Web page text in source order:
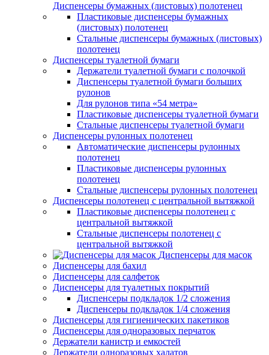
Диспенсеры бумажных (листовых) полотенец
Пластиковые диспенсеры бумажных
(листовых) полотенец
Стальные диспенсеры бумажных (листовых)
полотенец
Диспенсеры туалетной бумаги
Держатели туалетной бумаги с полочкой
Диспенсеры туалетной бумаги больших
рулонов
Для рулонов типа «54 метра»
Пластиковые диспенсеры туалетной бумаги
Стальные диспенсеры туалетной бумаги
Диспенсеры рулонных полотенец
Автоматические диспенсеры рулонных
полотенец
Пластиковые диспенсеры рулонных
полотенец
Стальные диспенсеры рулонных полотенец
Диспенсеры полотенец с центральной вытяжкой
Пластиковые диспенсеры полотенец с
центральной вытяжкой
Стальные диспенсеры полотенец с
центральной вытяжкой
Диспенсеры для масок
Диспенсеры для бахил
Диспенсеры для салфеток
Диспенсеры для туалетных покрытий
Диспенсеры подкладок 1/2 сложения
Диспенсеры подкладок 1/4 сложения
Диспенсеры для гигиенических пакетиков
Диспенсеры для одноразовых перчаток
Держатели канистр и емкостей
Держатели одноразовых халатов